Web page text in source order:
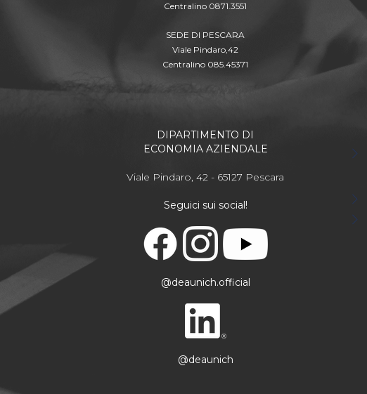
Centralino 0871.3551
SEDE DI PESCARA
Viale Pindaro,42
Centralino 085.45371
DIPARTIMENTO DI
ECONOMIA AZIENDALE
Viale Pindaro, 42 - 65127 Pescara
Seguici sui social!
@deaunich.official
@deaunich